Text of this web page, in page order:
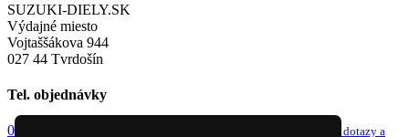
SUZUKI-DIELY.SK
Výdajné miesto
Vojtaššákova 944
027 44 Tvrdošín
Tel. objednávky
0949 243 982
email pre dotazy a